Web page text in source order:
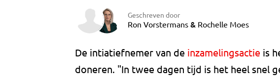
Geschreven door
Ron Vorstermans & Rochelle Moes
De intiatiefnemer van de inzamelingsactie is
doneren. "In twee dagen tijd is het heel snel